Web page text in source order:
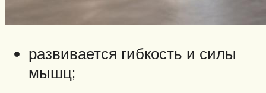
развивается гибкость и силы
мышц;